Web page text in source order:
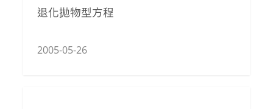
退化拋物型方程
2005-05-26